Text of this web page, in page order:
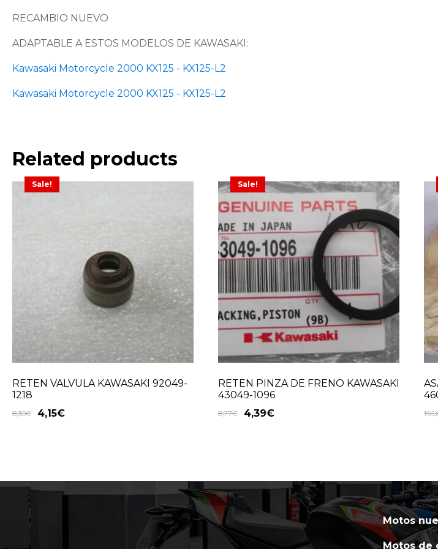
RECAMBIO NUEVO
ADAPTABLE A ESTOS MODELOS DE KAWASAKI:
Kawasaki Motorcycle 2000 KX125 - KX125-L2
Kawasaki Motorcycle 2000 KX125 - KX125-L2
Related products
Sale!
RETEN VALVULA KAWASAKI 92049-
1218
8,30€ 4,15€
Sale!
RETEN PINZA DE FRENO KAWASAKI
43049-1096
8,77€ 4,39€
Motos
Motos de